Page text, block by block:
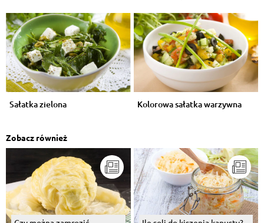
Sałatka zielona Kolorowa sałatka warzywna
Zobacz również